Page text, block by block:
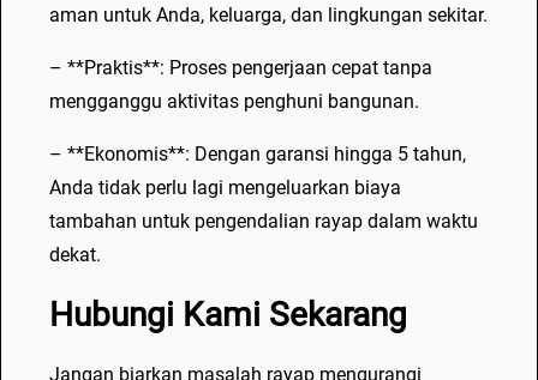
aman untuk Anda, keluarga, dan lingkungan sekitar.
– **Praktis**: Proses pengerjaan cepat tanpa
mengganggu aktivitas penghuni bangunan.
– **Ekonomis**: Dengan garansi hingga 5 tahun,
Anda tidak perlu lagi mengeluarkan biaya
tambahan untuk pengendalian rayap dalam waktu
dekat.
Hubungi Kami Sekarang
Jangan biarkan masalah rayap mengurangi